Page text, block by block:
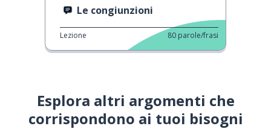
Le congiunzioni
Lezione 80 parole/frasi
Esplora altri argomenti che
corrispondono ai tuoi bisogni